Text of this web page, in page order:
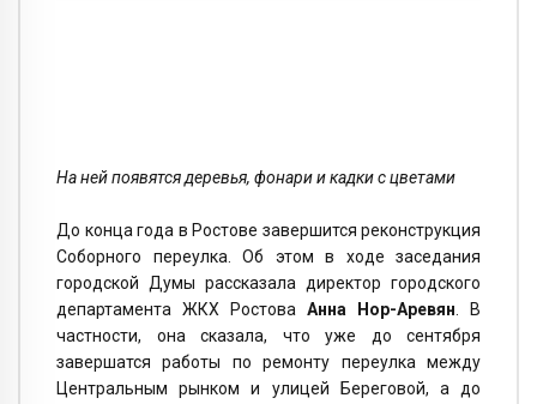
На ней появятся деревья, фонари и кадки с цветами
До конца года в Ростове завершится реконструкция
Соборного переулка. Об этом в ходе заседания
городской Думы рассказала директор городского
департамента ЖКХ Ростова Анна Нор-Аревян. В
частности, она сказала, что уже до сентября
завершатся работы по ремонту переулка между
Центральным рынком и улицей Береговой, а до